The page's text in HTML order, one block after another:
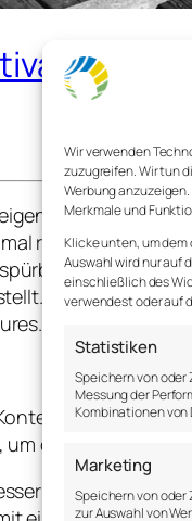
Wir verwenden
zuzugreifen. Wir tun
Werbung
Merkmale und
Klicke unten, um
Auswahl wird nur auf
einschließlich des
verwendest oder auf
Statistiken
Speichern von
Messung der
Kombinationen von
Marketing
Speichern von
zur Auswahl von
–
Athleten
reicht es aus zu
Effekt
Es kommt von
und
dieselbe
des